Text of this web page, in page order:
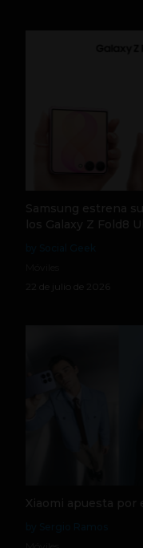
Samsung estrena
los Galaxy Z Fold8
22 de julio de 2026
Xiaomi apuesta por